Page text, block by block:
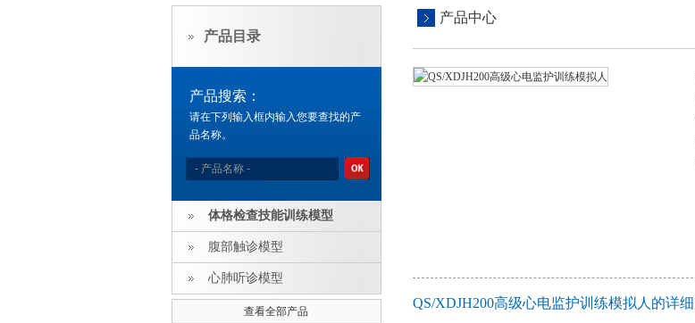
产品中心
QS/XDJH200高级心电监护训练模拟人的详
产品目录
产品搜索：
请在下列输入框内输入您要查找的产
品名称。
体格检查技能训练模型
腹部触诊模型
心肺听诊模型
查看全部产品